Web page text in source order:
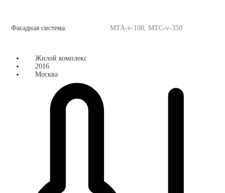
Фасадная система: MTA-v-100, MTC-v-350
Жилой комплекс
2016
Москва